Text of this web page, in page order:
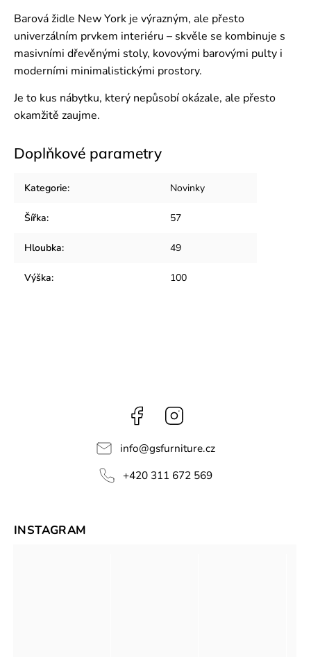
Barová židle New York je výrazným, ale přesto
univerzálním prvkem interiéru – skvěle se kombinuje s
masivními dřevěnými stoly, kovovými barovými pulty i
moderními minimalistickými prostory.
Je to kus nábytku, který nepůsobí okázale, ale přesto
okamžitě zaujme.
Doplňkové parametry
Kategorie: Novinky
Šířka: 57
Hloubka: 49
Výška: 100
Facebook
info@gsfurniture.cz
+420 311 672 569
INSTAGRAM